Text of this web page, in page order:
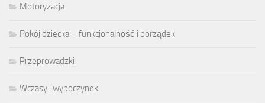
Motoryzacja
Pokój dziecka – funkcjonalność i porządek
Przeprowadzki
Wczasy i wypoczynek